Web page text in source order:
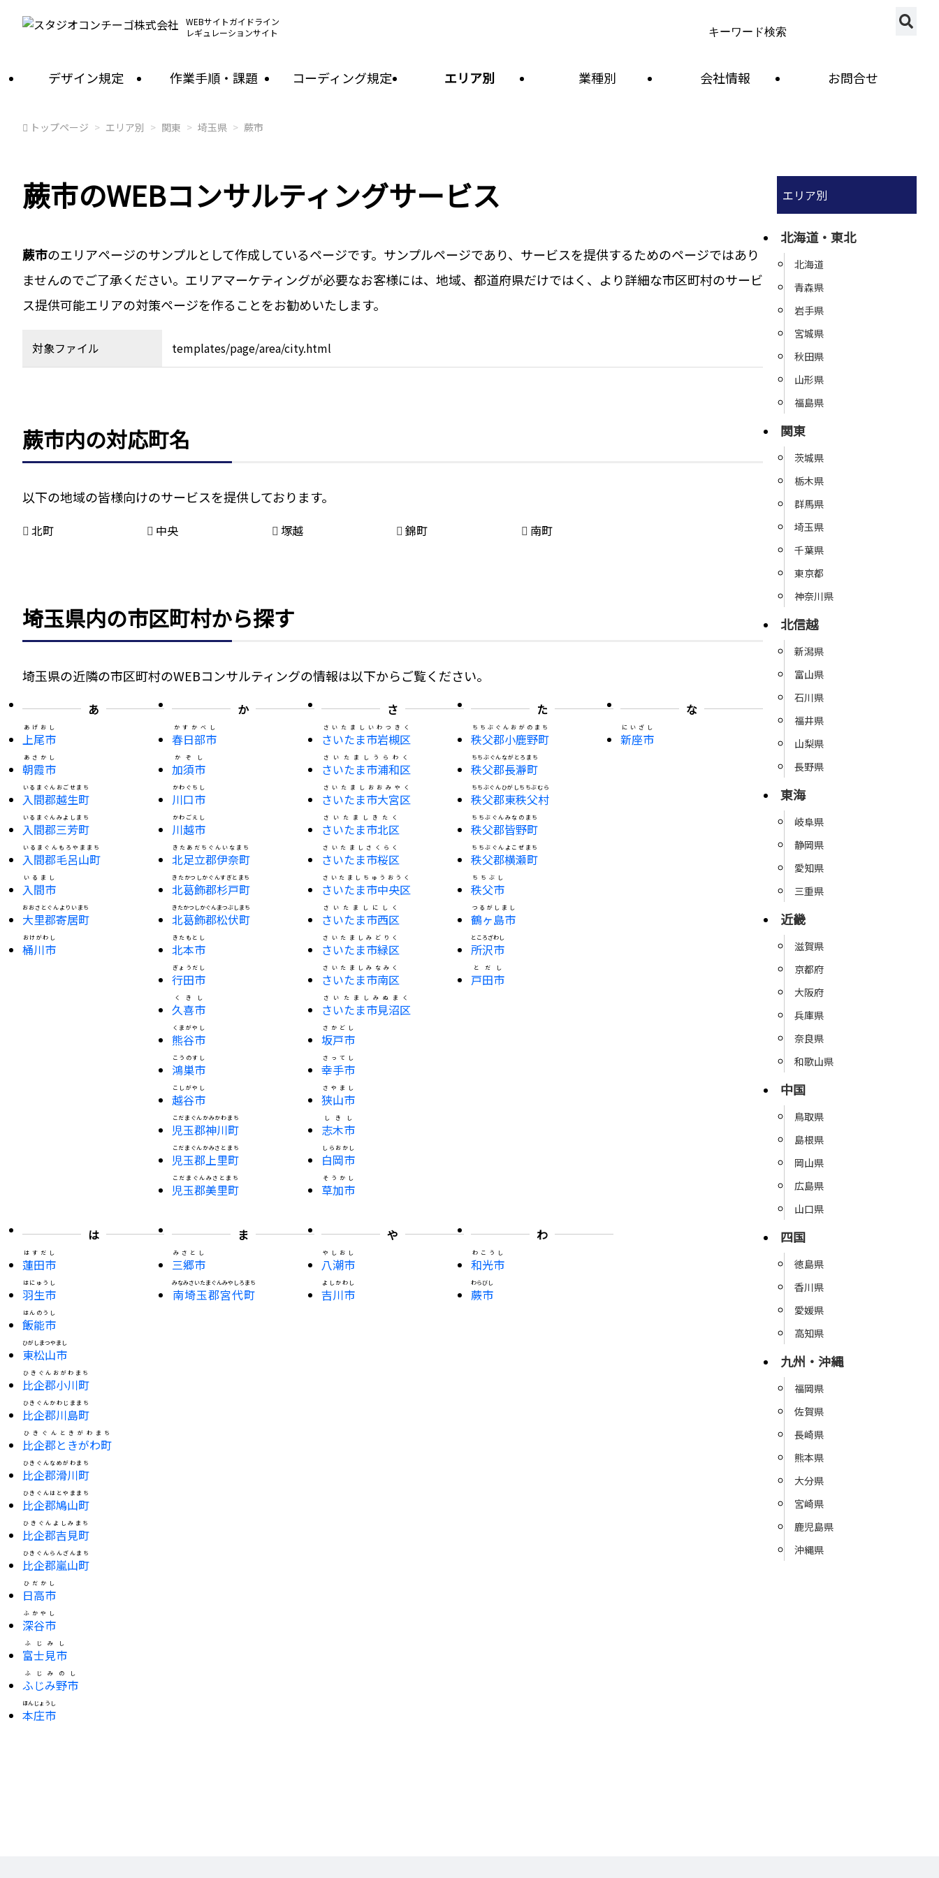
WEBサイトガイドライン
レギュレーションサイト
デザイン規定 作業手順・課題 コーディング規定 エリア別 業種別 会社情報 お問合せ
トップページ エリア別 関東 埼玉県 蕨市
蕨市のWEBコンサルティングサービス
蕨市のエリアページのサンプルとして作成しているページです。サンプルページであり、サービスを提供するためのページではあり
ませんのでご了承ください。エリアマーケティングが必要なお客様には、地域、都道府県だけではく、より詳細な市区町村のサービ
ス提供可能エリアの対策ページを作ることをお勧めいたします。
対象ファイル templates/page/area/city.html
蕨市内の対応町名
以下の地域の皆様向けのサービスを提供しております。
北町 中央 塚越 錦町 南町
埼玉県内の市区町村から探す
埼玉県の近隣の市区町村のWEBコンサルティングの情報は以下からご覧ください。
あ
上尾市
あげおし
朝霞市
あさかし
入間郡越生町
いるまぐんおごせまち
入間郡三芳町
いるまぐんみよしまち
入間郡毛呂山町
いるまぐんもろやままち
入間市
いるまし
大里郡寄居町
おおさとぐんよりいまち
桶川市
おけがわし
か
春日部市
かすかべし
加須市
かぞし
川口市
かわぐちし
川越市
かわごえし
北足立郡伊奈町
きたあだちぐんいなまち
北葛飾郡杉戸町
きたかつしかぐんすぎとまち
北葛飾郡松伏町
きたかつしかぐんまつぶしまち
北本市
きたもとし
行田市
ぎょうだし
久喜市
くきし
熊谷市
くまがやし
鴻巣市
こうのすし
越谷市
こしがやし
児玉郡神川町
こだまぐんかみかわまち
児玉郡上里町
こだまぐんかみさとまち
児玉郡美里町
こだまぐんみさとまち
さ
さいたま市岩槻区
さいたましいわつきく
さいたま市浦和区
さいたましうらわく
さいたま市大宮区
さいたましおおみやく
さいたま市北区
さいたましきたく
さいたま市桜区
さいたましさくらく
さいたま市中央区
さいたましちゅうおうく
さいたま市西区
さいたましにしく
さいたま市緑区
さいたましみどりく
さいたま市南区
さいたましみなみく
さいたま市見沼区
さいたましみぬまく
坂戸市
さかどし
幸手市
さってし
狭山市
さやまし
志木市
しきし
白岡市
しらおかし
草加市
そうかし
た
秩父郡小鹿野町
ちちぶぐんおがのまち
秩父郡長瀞町
ちちぶぐんながとろまち
秩父郡東秩父村
ちちぶぐんひがしちちぶむら
秩父郡皆野町
ちちぶぐんみなのまち
秩父郡横瀬町
ちちぶぐんよこぜまち
秩父市
ちちぶし
鶴ヶ島市
つるがしまし
所沢市
ところざわし
戸田市
とだし
な
新座市
にいざし
は
蓮田市
はすだし
羽生市
はにゅうし
飯能市
はんのうし
東松山市
ひがしまつやまし
比企郡小川町
ひきぐんおがわまち
比企郡川島町
ひきぐんかわじままち
比企郡ときがわ町
ひきぐんときがわまち
比企郡滑川町
ひきぐんなめがわまち
比企郡鳩山町
ひきぐんはとやままち
比企郡吉見町
ひきぐんよしみまち
比企郡嵐山町
ひきぐんらんざんまち
日高市
ひだかし
深谷市
ふかやし
富士見市
ふじみし
ふじみ野市
ふじみのし
本庄市
ほんじょうし
ま
三郷市
みさとし
南埼玉郡宮代町
みなみさいたまぐんみやしろまち
や
八潮市
やしおし
吉川市
よしかわし
わ
和光市
わこうし
蕨市
わらびし
エリア別
北海道・東北
北海道
青森県
岩手県
宮城県
秋田県
山形県
福島県
関東
茨城県
栃木県
群馬県
埼玉県
千葉県
東京都
神奈川県
北信越
新潟県
富山県
石川県
福井県
山梨県
長野県
東海
岐阜県
静岡県
愛知県
三重県
近畿
滋賀県
京都府
大阪府
兵庫県
奈良県
和歌山県
中国
鳥取県
島根県
岡山県
広島県
山口県
四国
徳島県
香川県
愛媛県
高知県
九州・沖縄
福岡県
佐賀県
長崎県
熊本県
大分県
宮崎県
鹿児島県
沖縄県